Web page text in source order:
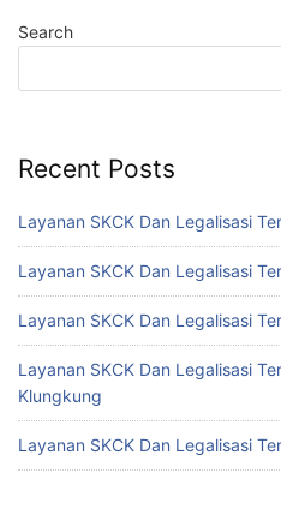
Search
Recent Posts
Layanan SKCK Dan Legalisasi
Layanan SKCK Dan Legalisasi
Layanan SKCK Dan Legalisasi
Layanan SKCK Dan Legalisasi
Klungkung
Layanan SKCK Dan Legalisasi